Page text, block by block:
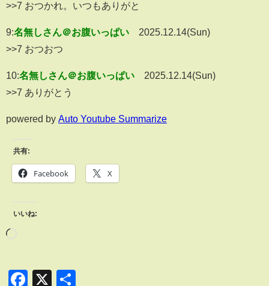
>>7 おつかれ。いつもありがと
9:名無しさん＠お腹いっぱい
2025.12.14(Sun)
>>7 おつおつ
10:名無しさん＠お腹いっぱい
2025.12.14(Sun)
>>7 ありがとう
powered by Auto Youtube Summarize
共有:
Facebook X
いいね:
Facebook
X